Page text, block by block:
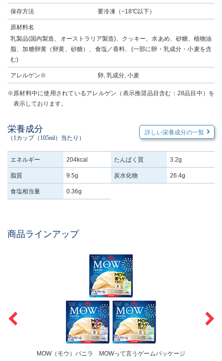
保存方法 要冷凍（−18℃以下）
原材料名
乳製品(国内製造、オーストラリア製造)、クッキー、水あめ、砂糖、植物油
脂、加糖卵黄（卵黄、砂糖）、食塩／香料、(一部に卵・乳成分・小麦を含
む)
アレルゲン※ 卵, 乳成分, 小麦
※原材料中に使用されているアレルゲン（表示推奨品目含む：28品目中）を
表示しております。
栄養成分
（1カップ（105ml）当たり）
詳しい栄養成分の一覧
エネルギー 204kcal たんぱく質 3.2g
脂質 9.5g 炭水化物 26.4g
食塩相当量 0.36g
商品ラインアップ
MOW（モウ）バニラ MOWって言うゲームパッケージ